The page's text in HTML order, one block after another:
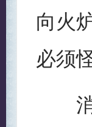
向火
必须
消